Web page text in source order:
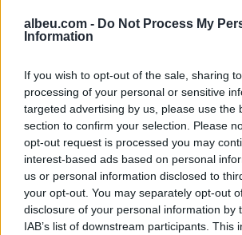
albeu.com - Do Not Process My
Information
If you wish to opt-out of the sale, sharing
processing of your personal or sensitive
targeted advertising by us, please use the
section to confirm your selection. Please
opt-out request is processed you may
interest-based ads based on personal
us or personal information disclosed to
your opt-out. You may separately opt-out
disclosure of your personal information by
IAB’s list of downstream participants. This
Shtuar më
2.03.2022 12:00
Tags:
donald , me ler te flas ,
tiri